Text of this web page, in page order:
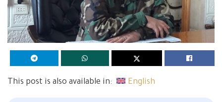
This post is also available in: English